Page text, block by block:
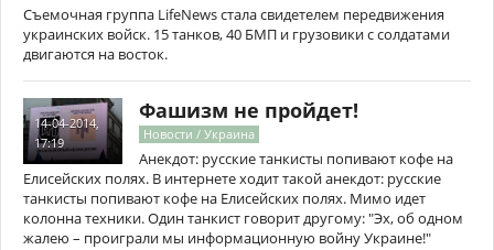
Съемочная группа LifeNews стала свидетелем передвижения
украинских войск. 15 танков, 40 БМП и грузовики с солдатами
двигаются на восток.
14-04-2014,
17:19
Фашизм не пройдет!
Новости / Украина
Анекдот: русские танкисты попивают кофе на
Елисейских полях. В интернете ходит такой анекдот: русские
танкисты попивают кофе на Елисейских полях. Мимо идет
колонна техники. Один танкист говорит другому: "Эх, об одном
жалею – проиграли мы информационную войну Украине!"